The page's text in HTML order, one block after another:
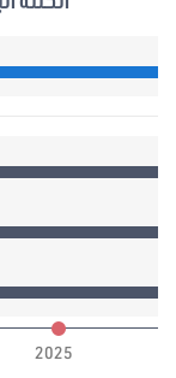
2025